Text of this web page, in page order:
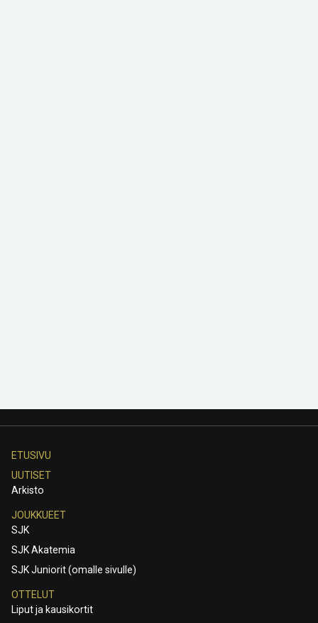
ETUSIVU
UUTISET
Arkisto
JOUKKUEET
SJK
SJK Akatemia
SJK Juniorit (omalle sivulle)
OTTELUT
Liput ja kausikortit